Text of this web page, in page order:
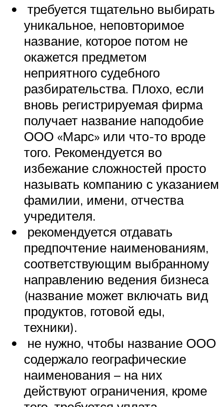
требуется тщательно выбирать
уникальное, неповторимое
название, которое потом не
окажется предметом
неприятного судебного
разбирательства. Плохо, если
вновь регистрируемая фирма
получает название наподобие
ООО «Марс» или что-то вроде
того. Рекомендуется во
избежание сложностей просто
называть компанию с указанием
фамилии, имени, отчества
учредителя.
рекомендуется отдавать
предпочтение наименованиям,
соответствующим выбранному
направлению ведения бизнеса
(название может включать вид
продуктов, готовой еды,
техники).
не нужно, чтобы название ООО
содержало географические
наименования – на них
действуют ограничения, кроме